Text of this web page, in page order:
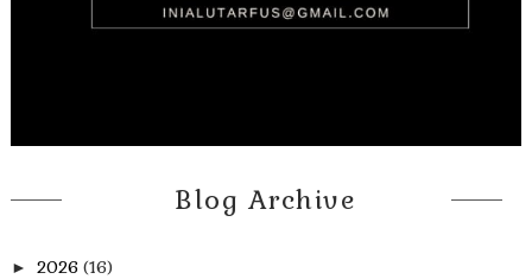
Blog Archive
► 2026 (16)